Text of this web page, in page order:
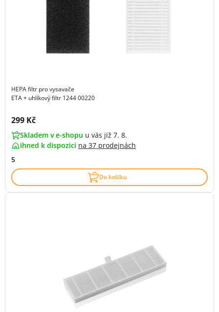
HEPA filtr pro vysavače
ETA + uhlíkový filtr 1244 00220
Cena s DPH:
299 Kč
Skladem v e-shopu u vás již 7. 8.
ihned k dispozici na 37 prodejnách
5
Do košíku